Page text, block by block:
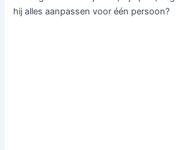
hij alles aanpassen voor één persoon?